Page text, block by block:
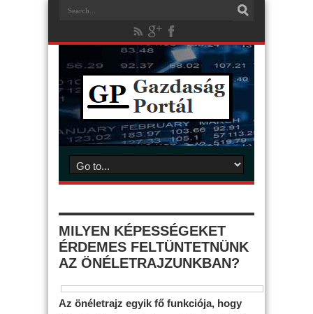
MILYEN KÉPESSÉGEKET
ÉRDEMES FELTÜNTETNÜNK
AZ ÖNÉLETRAJZUNKBAN?
Az önéletrajz egyik fő funkciója, hogy